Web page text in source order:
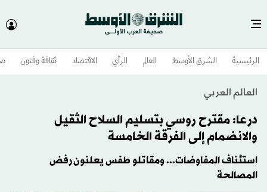
الرئيسية الشرق الأوسط​ العالم الرأي الاقتصاد ثقافة وفنون
العالم العربي
درعا: مقترح روسي بتسليم السلاح الثقيل
والانضمام إلى الفرقة الخامسة
استئناف المفاوضات... ومقاتلو طفس يعلنون رفض
المصالحة